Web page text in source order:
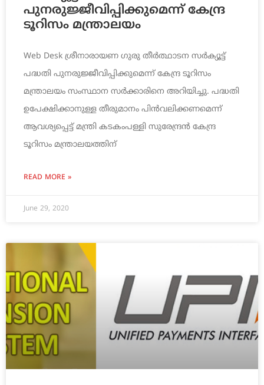
പുനരുജ്ജീവിപ്പിക്കുമെന്ന് കേന്ദ്ര
ടൂറിസം മന്ത്രാലയം
Web Desk ശ്രീനാരായണ ഗുരു തീര്‍ത്ഥാടന സര്‍ക്യൂട്ട്
പദ്ധതി പുനരുജ്ജീവിപ്പിക്കുമെന്ന് കേന്ദ്ര ടൂറിസം
മന്ത്രാലയം സംസ്ഥാന സര്‍ക്കാരിനെ അറിയിച്ചു. പദ്ധതി
ഉപേക്ഷിക്കാനുള്ള തീരുമാനം പിന്‍വലിക്കണമെന്ന്
ആവശ്യപ്പെട്ട് മന്ത്രി കടകംപള്ളി സുരേന്ദ്രന്‍‍ കേന്ദ്ര
ടൂറിസം മന്ത്രാലയത്തിന്
READ MORE »
June 29, 2020